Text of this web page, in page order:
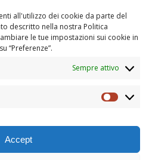
all'utilizzo dei cookie da parte del
descritto nella nostra Politica
le tue impostazioni sui cookie in
“Preferenze”.
Sempre attivo
Accept
appuntamento con i quartieri
vi portiamo in un vortice di
Via Padova. Questa importante
km collega il centro alla